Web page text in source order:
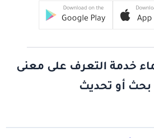
App
Download on the
Google Play
خدمة التعرف على معنى
أو تحديث